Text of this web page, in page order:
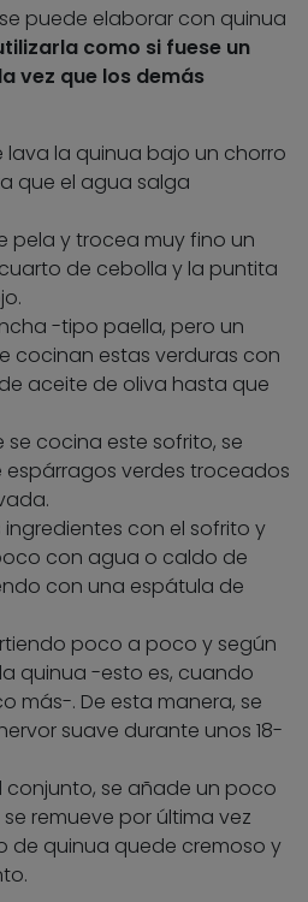
puede elaborar con quinua
como si fuese un
vez que los demás
lava la quinua bajo un chorro
que el agua salga
pela y trocea muy fino un
de cebolla y la puntita
-tipo paella, pero un
cocinan estas verduras con
aceite de oliva hasta que
se cocina este sofrito, se
verdes troceados
con el sofrito y
con agua o caldo de
con una espátula de
poco a poco y según
quinua -esto es, cuando
más-. De esta manera, se
suave durante unos 18-
conjunto, se añade un poco
remueve por última vez
de quinua quede cremoso y